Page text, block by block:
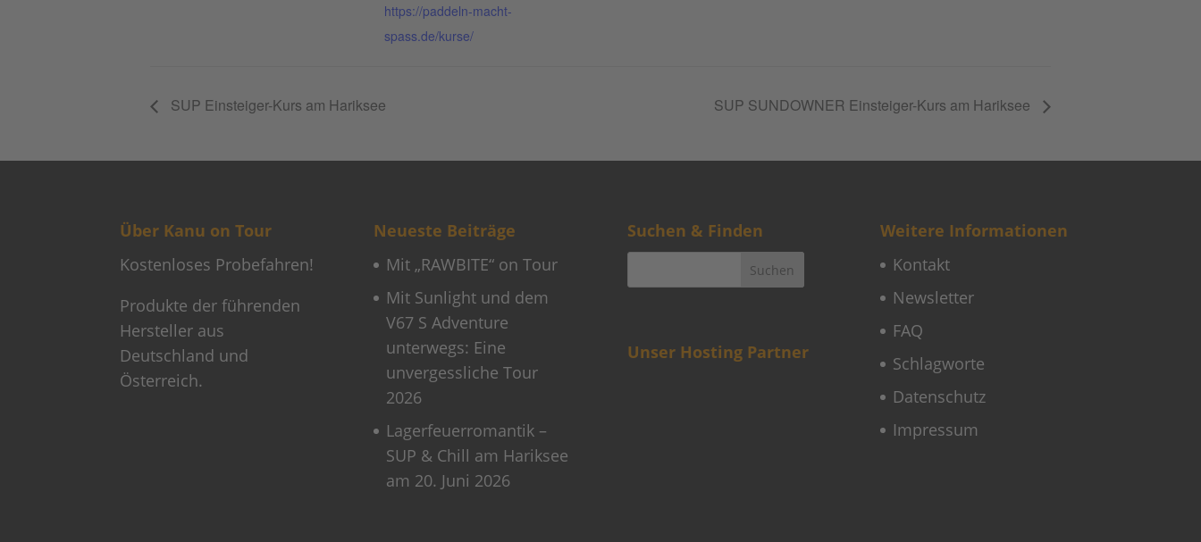
https://paddeln-macht-
spass.de/kurse/
SUP Einsteiger-Kurs am Hariksee SUP SUNDOWNER Einsteiger-Kurs am Hariksee
Über Kanu on Tour
Kostenloses Probefahren!
Produkte der führenden
Hersteller aus
Deutschland und
Österreich.
Neueste Beiträge
Mit „RAWBITE“ on Tour
Mit Sunlight und dem
V67 S Adventure
unterwegs: Eine
unvergessliche Tour
2026
Lagerfeuerromantik –
SUP & Chill am Hariksee
am 20. Juni 2026
Suchen & Finden
Unser Hosting Partner
Weitere Informationen
Kontakt
Newsletter
FAQ
Schlagworte
Datenschutz
Impressum